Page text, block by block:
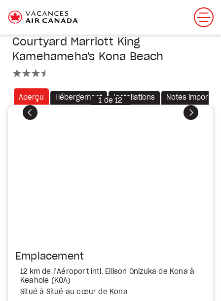
Courtyard Marriott King
Kamehameha's Kona Beach
Aperçu Hébergement Installations Notes
Précédent Suivant
1 de12
Emplacement
12 km de l’Aéroport intl. Ellison Onizuka de Kona à
Keahole (KOA)
Situé à Situé au cœur de Kona